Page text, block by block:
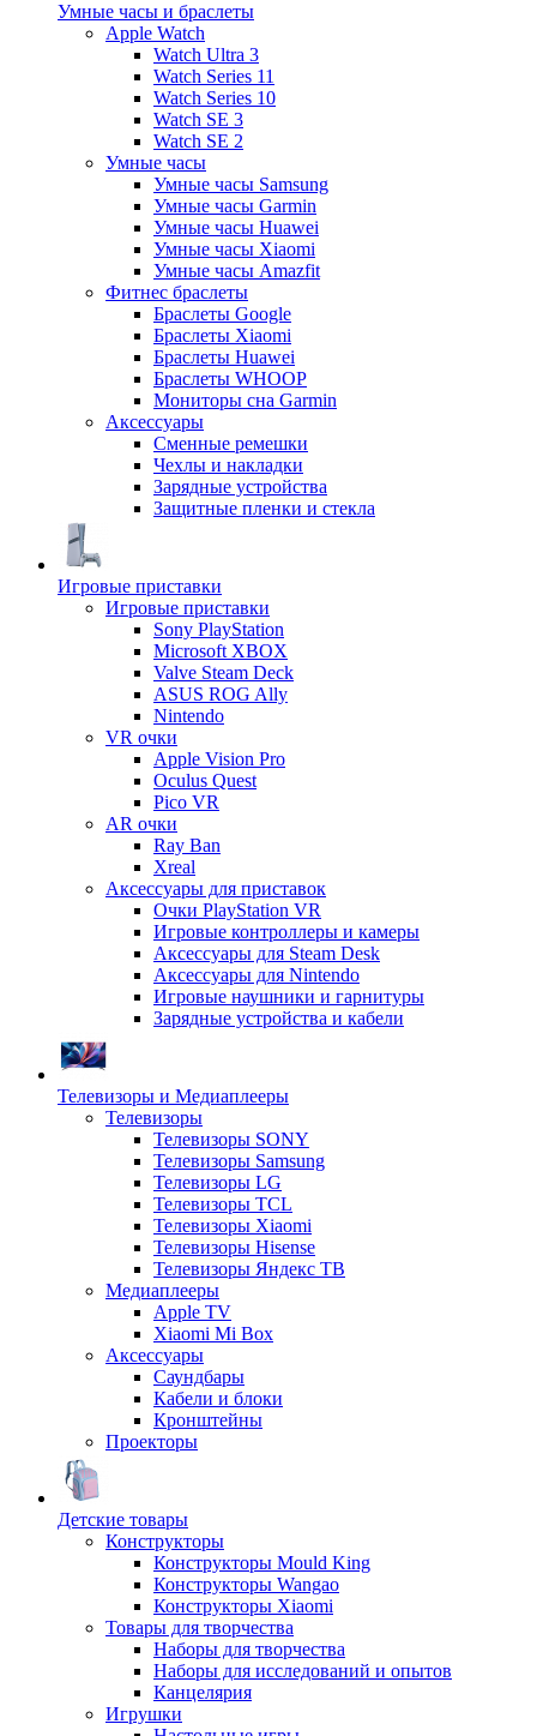
Умные часы и браслеты
Apple Watch
Watch Ultra 3
Watch Series 11
Watch Series 10
Watch SE 3
Watch SE 2
Умные часы
Умные часы Samsung
Умные часы Garmin
Умные часы Huawei
Умные часы Xiaomi
Умные часы Amazfit
Фитнес браслеты
Браслеты Google
Браслеты Xiaomi
Браслеты Huawei
Браслеты WHOOP
Мониторы сна Garmin
Аксессуары
Сменные ремешки
Чехлы и накладки
Зарядные устройства
Защитные пленки и стекла
Игровые приставки
Игровые приставки
Sony PlayStation
Microsoft XBOX
Valve Steam Deck
ASUS ROG Ally
Nintendo
VR очки
Apple Vision Pro
Oculus Quest
Pico VR
AR очки
Ray Ban
Xreal
Аксессуары для приставок
Очки PlayStation VR
Игровые контроллеры и камеры
Аксессуары для Steam Desk
Аксессуары для Nintendo
Игровые наушники и гарнитуры
Зарядные устройства и кабели
Телевизоры и Медиаплееры
Телевизоры
Телевизоры SONY
Телевизоры Samsung
Телевизоры LG
Телевизоры TCL
Телевизоры Xiaomi
Телевизоры Hisense
Телевизоры Яндекс ТВ
Медиаплееры
Apple TV
Xiaomi Mi Box
Аксессуары
Саундбары
Кабели и блоки
Кронштейны
Проекторы
Детские товары
Конструкторы
Конструкторы Mould King
Конструкторы Wangao
Конструкторы Xiaomi
Товары для творчества
Наборы для творчества
Наборы для исследований и опытов
Канцелярия
Игрушки